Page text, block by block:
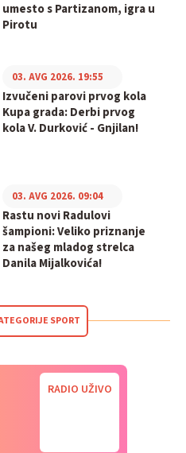
umesto s Partizanom, igra u
Pirotu
Izvučeni parovi prvog kola
Kupa grada: Derbi prvog
kola V. Durković - Gnjilan!
03. AVG 2026. 19:55
Rastu novi Radulovi
šampioni: Veliko priznanje
za našeg mladog strelca
Danila Mijalkovića!
03. AVG 2026. 09:04
SPORT
RADIO UŽIVO